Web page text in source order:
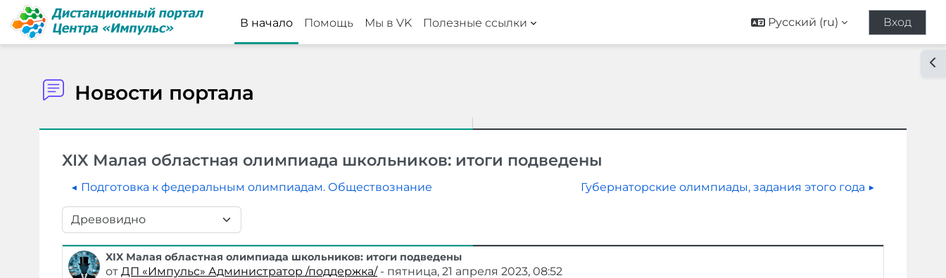
Перейти к основному содержанию
В начало
Помощь Мы в VK Полезные ссылки Русский ‎(ru)‎ Вход
Новости портала
XIX Малая областная олимпиада школьников: итоги подведены
◀︎ Подготовка к федеральным олимпиадам. Обществознание Губернаторские олимпиады, задания этого года ▶︎
Режим отображения
XIX Малая областная олимпиада школьников: итоги подведены
от ДП «Импульс» Администратор /поддержка/- пятница, 21 апреля 2023, 08:52
Количество ответов: 0